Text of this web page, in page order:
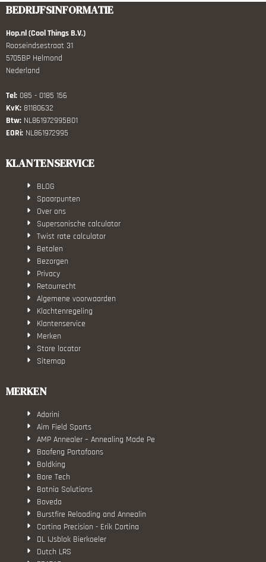
BEDRIJFSINFORMATIE
Hop.nl (Cool Things B.V.)
Rooseindsestraat 31
5705BP Helmond
Nederland
Tel: 085 - 0185 156
KvK: 81180632
Btw: NL861972995B01
EORi: NL861972995
KLANTENSERVICE
BLOG
Spaarpunten
Over ons
Supersonische calculator
Twist rate calculator
Betalen
Bezorgen
Privacy
Retourrecht
Algemene voorwaarden
Klachtenregeling
Klantenservice
Merken
Store locator
Sitemap
MERKEN
Adorini
Aim Field Sports
AMP Annealer – Annealing Made Pe
Baofeng Portofoons
Boldking
Bore Tech
Botnia Solutions
Boveda
Burstfire Reloading and Annealin
Cortina Precision - Erik Cortina
DL IJsblok Bierkoeler
Dutch LRS